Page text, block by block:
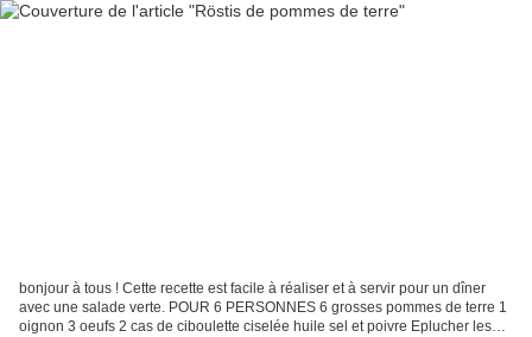
bonjour à tous ! Cette recette est facile à réaliser et à servir pour un dîner
avec une salade verte. POUR 6 PERSONNES 6 grosses pommes de terre 1
oignon 3 oeufs 2 cas de ciboulette ciselée huile sel et poivre Eplucher les